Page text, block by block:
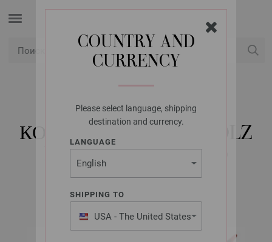
COUNTRY AND
CURRENCY
Please select language, shipping
destination and currency.
LANGUAGE
SHIPPING TO
USA - The United States
of America
LANA GROSSA
КОНЧИКИ DESIGN-HOLZ
MULTICOLOR № 4,0